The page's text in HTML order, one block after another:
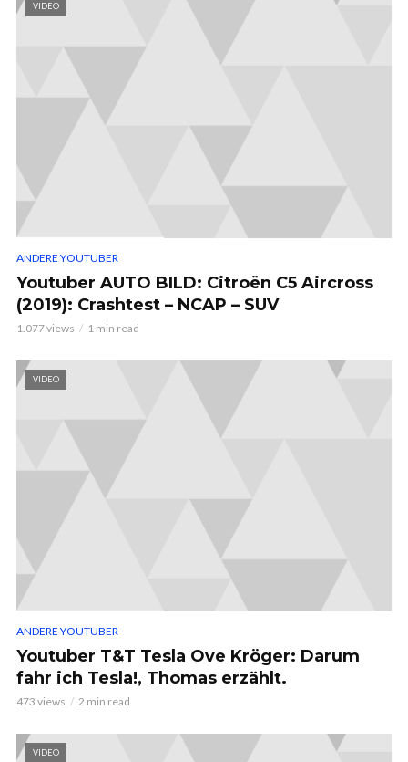
VIDEO
ANDERE YOUTUBER
Youtuber AUTO BILD: Citroën C5 Aircross
(2019): Crashtest – NCAP – SUV
1.077 views 1 min read
VIDEO
ANDERE YOUTUBER
Youtuber T&T Tesla Ove Kröger: Darum
fahr ich Tesla!, Thomas erzählt.
473 views 2 min read
VIDEO